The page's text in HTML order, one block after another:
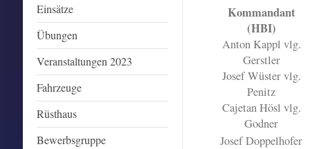
Einsätze
Übungen
Veranstaltungen 2023
Fahrzeuge
Rüsthaus
Bewerbsgruppe
Kommandant
(HBI)
Anton Kappl vlg.
Gerstler
Josef Wüster vlg.
Penitz
Cajetan Hösl vlg.
Godner
Josef Doppelhofer